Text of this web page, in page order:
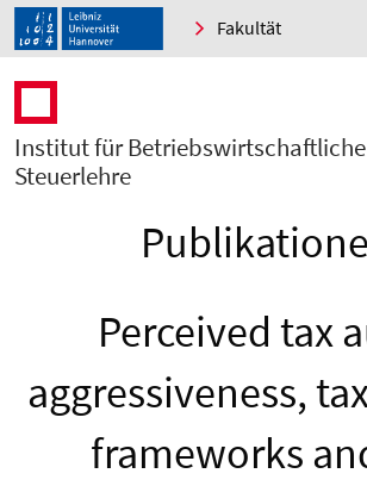
Fakultät
Institut für Betriebswirtschaftliche
Steuerlehre
Perceived tax
aggressiveness,
frameworks